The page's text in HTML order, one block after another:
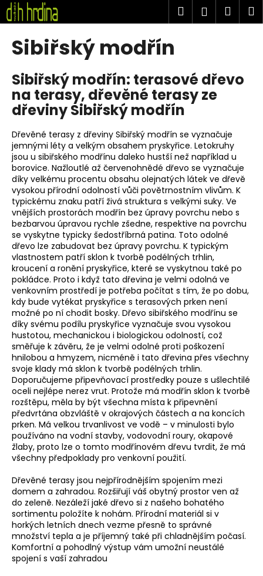
Přejít
na
obsah
Hledat
Sibiřský modřín
Sibiřský modřín: terasové dřevo
na terasy, dřevěné terasy ze
dřeviny Sibiřský modřín
Dřevěné terasy z dřeviny Sibiřský modřín se vyznačuje
jemnými léty a velkým obsahem pryskyřice. Letokruhy
jsou u sibiřského modřínu daleko hustší než například u
borovice. Nažloutlé až červenohnědé dřevo se vyznačuje
díky velkému procentu obsahu olejnatých látek ve dřevě
vysokou přírodní odolností vůči povětrnostním vlivům. K
typickému znaku patří živá struktura s velkými suky. Ve
vnějších prostorách modřín bez úpravy povrchu nebo s
bezbarvou úpravou rychle zšedne, respektive na povrchu
se vyskytne typicky šedostříbrná patina. Toto odolné
dřevo lze zabudovat bez úpravy povrchu. K typickým
vlastnostem patří sklon k tvorbě podélných trhlin,
kroucení a ronění pryskyřice, které se vyskytnou také po
pokládce. Proto i když tato dřevina je velmi odolná ve
venkovním prostředí je potřeba počítat s tím, že po dobu,
kdy bude vytékat pryskyřice s terasových prken není
možné po ní chodit bosky. Dřevo sibiřského modřínu se
díky svému podílu pryskyřice vyznačuje svou vysokou
hustotou, mechanickou i biologickou odolností, což
směřuje k závěru, že je velmi odolné proti poškození
hnilobou a hmyzem, nicméně i tato dřevina přes všechny
svoje klady má sklon k tvorbě podélných trhlin.
Doporučujeme připevňovací prostředky pouze s ušlechtilé
oceli nejlépe nerez vrut. Protože má modřín sklon k tvorbě
rozštěpu, měla by být všechna místa k připevnění
předvrtána obzvláště v okrajových částech a na koncích
prken. Má velkou trvanlivost ve vodě – v minulosti bylo
používáno na vodní stavby, vodovodní roury, okapové
žlaby, proto lze o tomto modřínovém dřevu tvrdit, že má
všechny předpoklady pro venkovní použití.
Dřevěné terasy jsou nejpřírodnějším spojením mezi
domem a zahradou. Rozšiřují váš obytný prostor ven až
do zeleně. Nezáleží jaké dřevo si z našeho bohatého
sortimentu položíte k nohám. Přírodní materiál si v
horkých letních dnech vezme přesně to správné
množství tepla a je příjemný také při chladnějším počasí.
Komfortní a pohodlný výstup vám umožní neustálé
spojení s vaší zahradou
K
o
o
p
o
ř
e
b
u
j
e
t
e
n
a
j
í
t
?
HLEDAT
D
o
p
o
r
u
č
u
j
e